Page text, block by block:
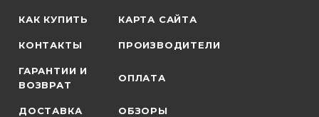
КАК КУПИТЬ КАРТА САЙТА
КОНТАКТЫ ПРОИЗВОДИТЕЛИ
ГАРАНТИИ И
ВОЗВРАТ
ОПЛАТА
ДОСТАВКА ОБЗОРЫ